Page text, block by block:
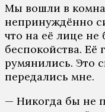
Мы вошли в
непринуждённо
что на её лице не
беспокойства. Её
румянились. Это
передались мне.
— Никогда бы не